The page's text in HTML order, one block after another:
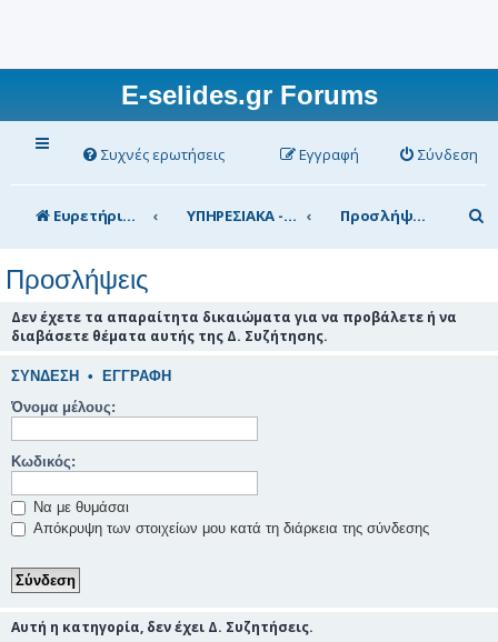
E-selides.gr Forums
Συχνές ερωτήσεις Σύνδεση
Εγγραφή
Ευρετήριο Δ. Συζήτησης ΥΠΗΡΕΣΙΑΚΑ - ΣΥΖΗΤΗΣΕΙΣ (για τα μέλη) Προσλήψεις
ν
Προσλήψεις
Δεν έχετε τα απαραίτητα δικαιώματα για να προβάλετε ή να
διαβάσετε θέματα αυτής της Δ. Συζήτησης.
ΣΎΝΔΕΣΗ • ΕΓΓΡΑΦΉ
Όνομα μέλους:
Κωδικός:
Να με θυμάσαι
Απόκρυψη των στοιχείων μου κατά τη διάρκεια της σύνδεσης
Αυτή η κατηγορία, δεν έχει Δ. Συζητήσεις.